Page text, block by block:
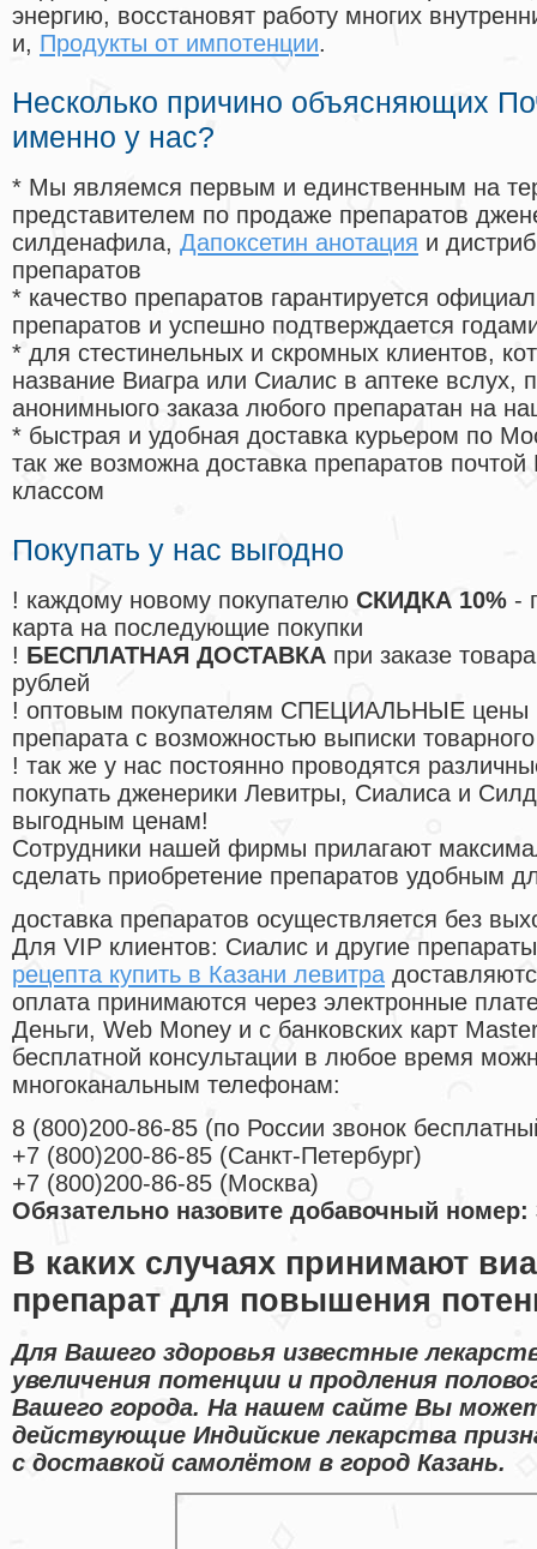
энергию, восстановят работу многих
и, Продукты от импотенции.
Несколько причино объясняющих
именно у нас?
* Мы являемся первым и единственным на
представителем по продаже препаратов
силденафила, Дапоксетин анотация и
препаратов
* качество препаратов гарантируется
препаратов и успешно подтверждается
* для стестинельных и скромных клиентов,
название Виагра или Сиалис в аптеке вслух,
анонимныого заказа любого препаратан на
* быстрая и удобная доставка курьером по
так же возможна доставка препаратов
классом
Покупать у нас выгодно
! каждому новому покупателю СКИДКА 10% -
карта на последующие покупки
! БЕСПЛАТНАЯ ДОСТАВКА при заказе
рублей
! оптовым покупателям СПЕЦИАЛЬНЫЕ цены
препарата с возможностью выписки
! так же у нас постоянно проводятся
покупать дженерики Левитры, Сиалиса и
выгодным ценам!
Cотрудники нашей фирмы прилагают
сделать приобретение препаратов удобным
доставка препаратов осуществляется без
Для VIP клиентов: Сиалис и другие
рецепта купить в Казани левитра
оплата принимаются через электронные
Деньги, Web Money и с банковских карт
бесплатной консультации в любое время
многоканальным телефонам:
8 (800)200-86-85 (по России звонок
+7 (800)200-86-85 (Санкт-Петербург)
+7 (800)200-86-85 (Москва)
Обязательно назовите добавочный номер:
В каких случаях принимают
препарат для повышения
Для Вашего здоровья известные
увеличения потенции и продления
Вашего города. На нашем сайте Вы
действующие Индийские лекарства
с доставкой самолётом в город Казань.